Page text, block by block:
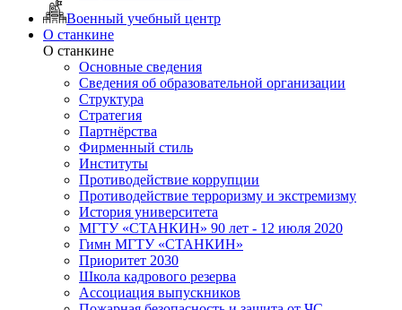
Военный учебный центр
О станкине
О станкине
Основные сведения
Сведения об образовательной организации
Структура
Стратегия
Партнёрства
Фирменный стиль
Институты
Противодействие коррупции
Противодействие терроризму и экстремизму
История университета
МГТУ «СТАНКИН» 90 лет - 12 июля 2020
Гимн МГТУ «СТАНКИН»
Приоритет 2030
Школа кадрового резерва
Ассоциация выпускников